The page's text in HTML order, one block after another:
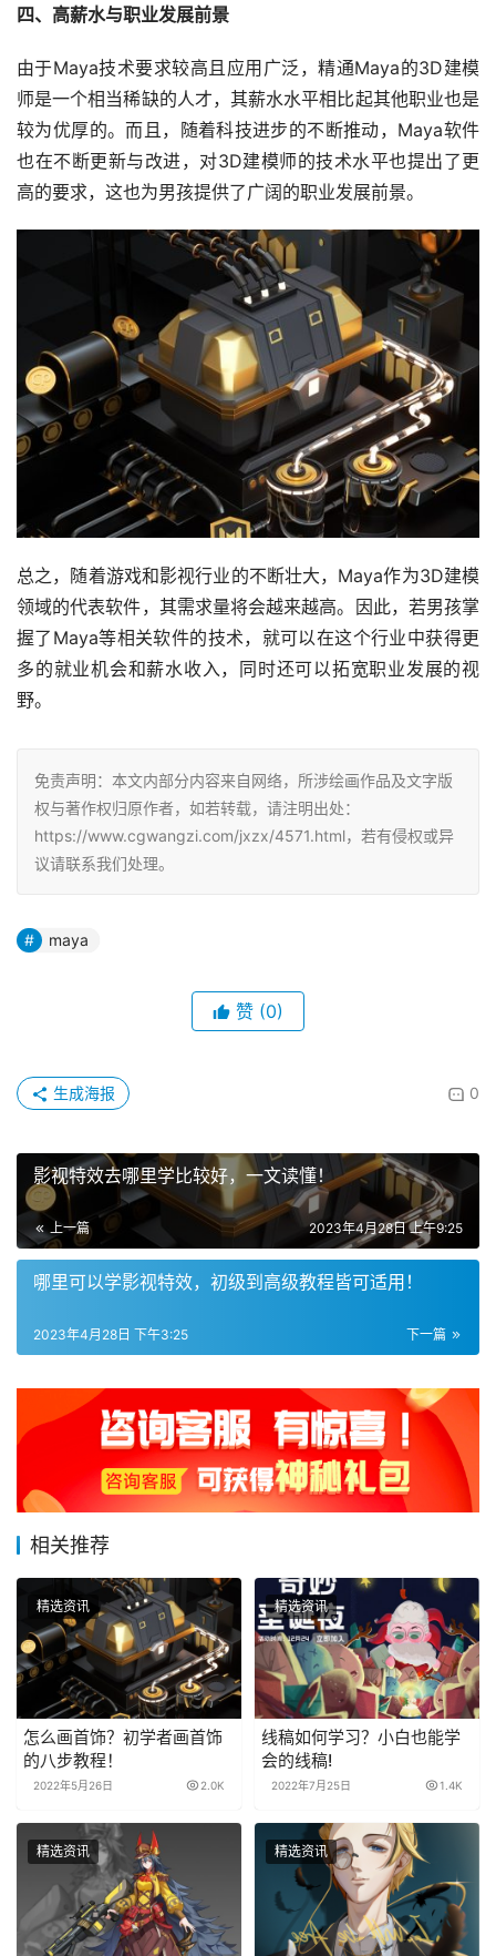
四、高薪水与职业发展前景
由于Maya技术要求较高且应用广泛，精通Maya的3D建模
师是一个相当稀缺的人才，其薪水水平相比起其他职业也是
较为优厚的。而且，随着科技进步的不断推动，Maya软件
也在不断更新与改进，对3D建模师的技术水平也提出了更
高的要求，这也为男孩提供了广阔的职业发展前景。
总之，随着游戏和影视行业的不断壮大，Maya作为3D建模
领域的代表软件，其需求量将会越来越高。因此，若男孩掌
握了Maya等相关软件的技术，就可以在这个行业中获得更
多的就业机会和薪水收入，同时还可以拓宽职业发展的视
野。
免责声明：本文内部分内容来自网络，所涉绘画作品及文字版
权与著作权归原作者，如若转载，请注明出处：
https://www.cgwangzi.com/jxzx/4571.html，若有侵权或异
议请联系我们处理。
maya
赞 (0)
0
生成海报
影视特效去哪里学比较好，一文读懂！
上一篇 2023年4月28日 上午9:25
哪里可以学影视特效，初级到高级教程皆可适用！
下一篇
2023年4月28日 下午3:25
相关推荐
精选资讯
怎么画首饰？初学者画首饰
的八步教程！
2022年5月26日 2.0K
精选资讯
线稿如何学习？小白也能学
会的线稿!
2022年7月25日 1.4K
精选资讯 精选资讯